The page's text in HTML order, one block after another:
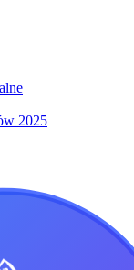
2025